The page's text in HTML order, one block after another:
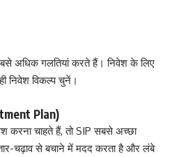
अधिक गलतियां करते हैं। निवेश के लिए
निवेश विकल्प चुनें।
Plan)
करना चाहते हैं, तो SIP सबसे अच्छा
चढ़ाव से बचाने में मदद करता है और लंबे